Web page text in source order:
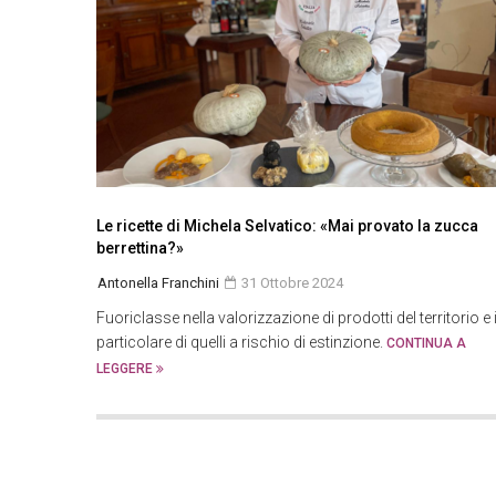
Le ricette di Michela Selvatico: «Mai provato la zucca
berrettina?»
Antonella Franchini 31 Ottobre 2024
Fuoriclasse nella valorizzazione di prodotti del territorio e
particolare di quelli a rischio di estinzione. CONTINUA A
LEGGERE